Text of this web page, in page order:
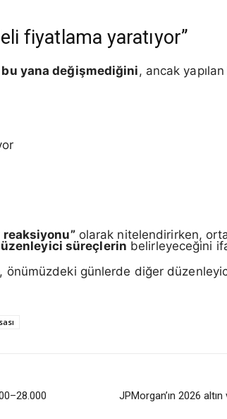
fiyatlama yaratıyor”
bu yana değişmediğini, ancak
reaksiyonu”olarak nitelendirirken,
süreçlerin belirleyeceğini
önümüzdeki günlerde diğer
JPMorgan’ın 2026